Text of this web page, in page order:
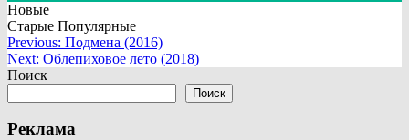
Новые
Старые Популярные
Навигация
по
Previous: Подмена (2016)
Next: Облепиховое лето (2018)
Поиск
Поиск
Реклама